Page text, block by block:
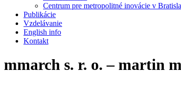
Centrum pre metropolitné inovácie v
Publikácie
Vzdelávanie
English info
Kontakt
mmarch s. r. o. – martin